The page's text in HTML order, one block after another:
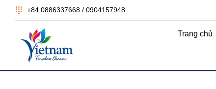
+84 0886337668 / 0904157948
Trang chủ